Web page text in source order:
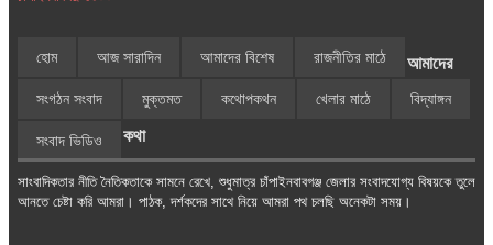
হোম আজ সারাদিন আমাদের বিশেষ রাজনীতির মাঠে
সংগঠন সংবাদ মুক্তমত কথোপকথন খেলার মাঠে বিদ্যাঙ্গন
সংবাদ ভিডিও
আমাদের
কথা
সাংবাদিকতার নীতি নৈতিকতাকে সামনে রেখে, শুধুমাত্র চাঁপাইনবাবগঞ্জ জেলার সংবাদযোগ্য বিষয়কে তুলে
আনতে চেষ্টা করি আমরা। পাঠক, দর্শকদের সাথে নিয়ে আমরা পথ চলছি অনেকটা সময়।